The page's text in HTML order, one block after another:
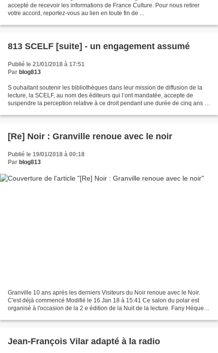
accepté de recevoir les informations de France Culture. Pour nous retirer
votre accord, reportez-vous au lien en toute fin de ...
813 SCELF [suite] - un engagement assumé
Publié le 21/01/2018 à 17:51
Par blog813
S ouhaitant soutenir les bibliothèques dans leur mission de diffusion de la
lecture, la SCELF, au nom des éditeurs qui l’ont mandatée, accepte de
suspendre la perception relative à ce droit pendant une durée de cinq ans »,
[Re] Noir : Granville renoue avec le noir
Publié le 19/01/2018 à 00:18
Par blog813
Granville 10 ans après les derniers Visiteurs du Noir renoue avec le Noir.
C'est déjà commencé Modifié le 16 Jan 18 à 15:41 Ce salon du polar est
organisé à l'occasion de la 2 e édition de la Nuit de la lecture. Fany Héquet
Jean-François Vilar adapté à la radio